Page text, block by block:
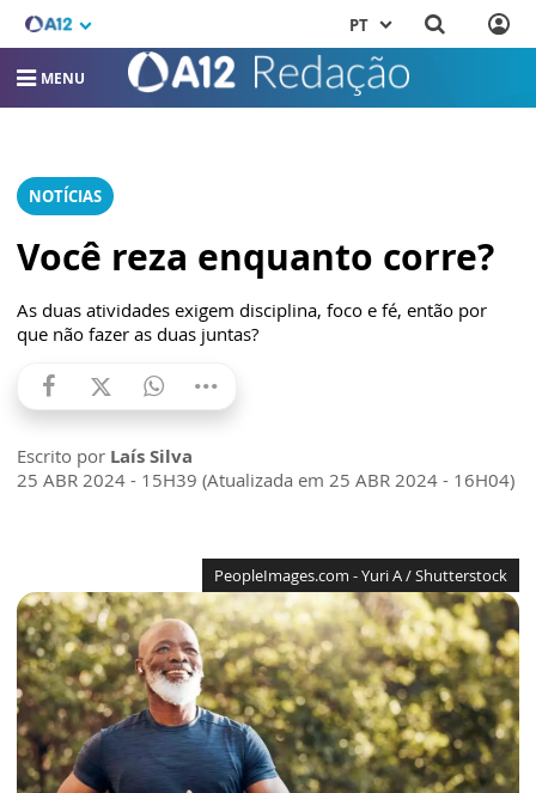
PT
MENU
NOTÍCIAS
Você reza enquanto corre?
As duas atividades exigem disciplina, foco e fé, então por
que não fazer as duas juntas?
Escrito por Laís Silva
25 ABR 2024 - 15H39 (Atualizada em 25 ABR 2024 - 16H04)
PeopleImages.com - Yuri A / Shutterstock